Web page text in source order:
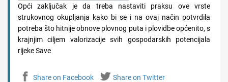
Opći zaključak je da treba nastaviti praksu ove vrste
strukovnog okupljanja kako bi se i na ovaj način potvrdila
potreba što hitnije obnove plovnog puta i plovidbe općenito, s
krajnjim ciljem valorizacije svih gospodarskih potencijala
rijeke Save
Share on Facebook Share on Twitter